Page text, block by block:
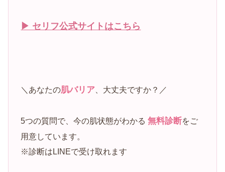
▶ セリフ公式サイトはこちら
＼あなたの肌バリア 、大丈夫ですか？／
5つの質問で、今の肌状態がわかる無料診断をご
用意しています。
※診断はLINEで受け取れます